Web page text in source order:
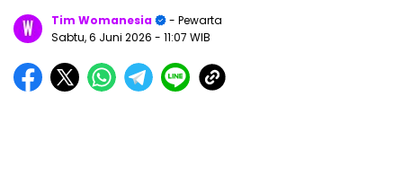
Tim Womanesia
- Pewarta
Sabtu, 6 Juni 2026 - 11:07 WIB